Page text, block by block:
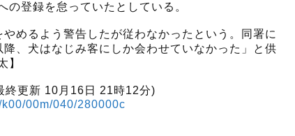
登録を怠っていたとしている。
めるよう警告したが従わなかったという。同署に
、犬はなじみ客にしか会わせていなかった」と供
】
更新 10月16日 21時12分)
00m/040/280000c